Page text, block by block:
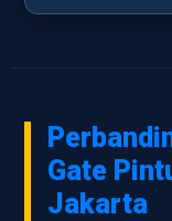
Gate
Jakarta